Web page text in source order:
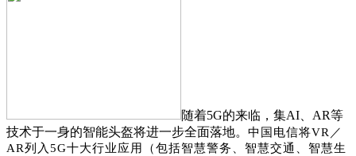
随着5G的来临，集AI、AR等
技术于一身的智能头盔将进一步全面落地。 中国电信将VR／
AR列入5G十大行业应用（包括智慧警务、智慧交通、智慧生